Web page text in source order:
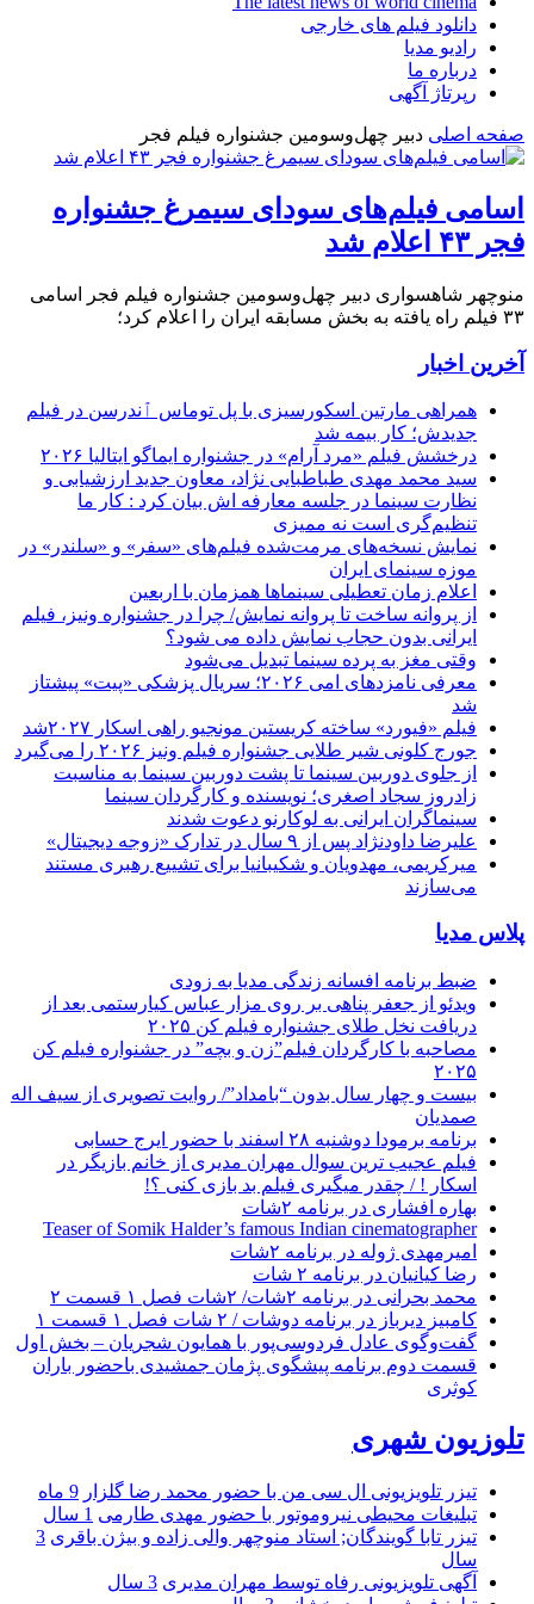
دانلود فیلم های خارجی
رادیو مدیا
درباره ما
رپرتاژ آگهی
صفحه اصلی دبیر چهل‌وسومین جشنواره فیلم فجر
اسامی فیلم‌های سودای سیمرغ جشنواره
فجر ۴۳ اعلام شد
منوچهر شاهسواری دبیر چهل‌وسومین جشنواره فیلم فجر اسامی
۳۳ فیلم راه یافته به بخش مسابقه ایران را اعلام کرد؛
آخرین اخبار
همراهی مارتین اسکورسیزی با پل توماس ٱندرسن در فیلم
جدیدش؛ کار بیمه شد
درخشش فیلم «مرد آرام» در جشنواره ایماگو ایتالیا ۲۰۲۶
سید محمد مهدی طباطبایی نژاد، معاون جدید ارزشیابی و
نظارت سینما در جلسه معارفه اش بیان کرد : کار ما
تنظیم‌گری است نه ممیزی
نمایش نسخه‌های مرمت‌شده فیلم‌های «سفر» و «سلندر» در
موزه سینمای ایران
اعلام زمان تعطیلی سینماها همزمان با اربعین
از پروانه ساخت تا پروانه نمایش/ چرا در جشنواره ونیز، فیلم
ایرانی بدون حجاب نمایش داده می شود؟
وقتی مغز به پرده سینما تبدیل می‌شود
معرفی نامزدهای امی ۲۰۲۶؛ سریال پزشکی «پیت» پیشتاز
شد
فیلم «فیورد» ساخته کریستین مونجیو راهی اسکار ۲۰۲۷شد
جورج کلونی شیر طلایی جشنواره فیلم ونیز ۲۰۲۶ را می‌گیرد
از جلوی دوربین سینما تا پشت دوربین سینما به مناسبت
زادروز سجاد اصغری؛ نویسنده و کارگردان سینما
سینماگران ایرانی به لوکارنو دعوت شدند
علیرضا داودنژاد پس از ۹ سال در تدارک «زوجه دیجیتال»
میرکریمی، مهدویان و شکیبانیا برای تشییع رهبری مستند
می‌سازند
پلاس مدیا
ضبط برنامه افسانه زندگی مدیا به زودی
ویدئو از جعفر پناهی بر روی مزار عباس کیارستمی بعد از
دریافت نخل طلای جشنواره فیلم کن ۲۰۲۵
مصاحبه با کارگردان فیلم”زن و بچه” در جشنواره فیلم کن
۲۰۲۵
بیست و چهار سال بدون “بامداد”/ روایت تصویری از سیف اله
صمدیان
برنامه برمودا دوشنبه ۲۸ اسفند با حضور ایرج حسابی
فیلم عجیب ترین سوال مهران مدیری از خانم بازیگر در
اسکار ! / چقدر میگیری فیلم بد بازی کنی ؟!
بهاره افشاری در برنامه ۲شات
Teaser of Somik Halder’s famous Indian cinematographer
امیرمهدی ژوله در برنامه ۲شات
رضا کیانیان در برنامه ۲ شات
محمد بحرانی در برنامه ۲شات/ ۲شات فصل ۱ قسمت ۲
کامبیز دیرباز در برنامه دوشات / ۲ شات فصل ۱ قسمت ۱
گفت‌وگوی عادل فردوسی‌پور با همایون شجریان – بخش اول
قسمت دوم برنامه پیشگوی پژمان جمشیدی باحضور باران
کوثری
تلوزیون شهری
تیزر تلویزیونی ال سی من با حضور محمد رضا گلزار 9 ماه
تبلیغات محیطی نیروموتور با حضور مهدی طارمی 1 سال
تیزر تابا گویندگان; استاد منوچهر والی زاده و بیژن باقری 3
سال
آگهی تلویزیونی رفاه توسط مهران مدیری 3 سال